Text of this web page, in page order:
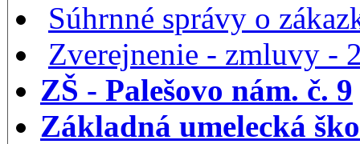
Súhrnné správy o
Zverejnenie - zmluvy -
ZŠ - Palešovo nám. č. 9
Základná umelecká